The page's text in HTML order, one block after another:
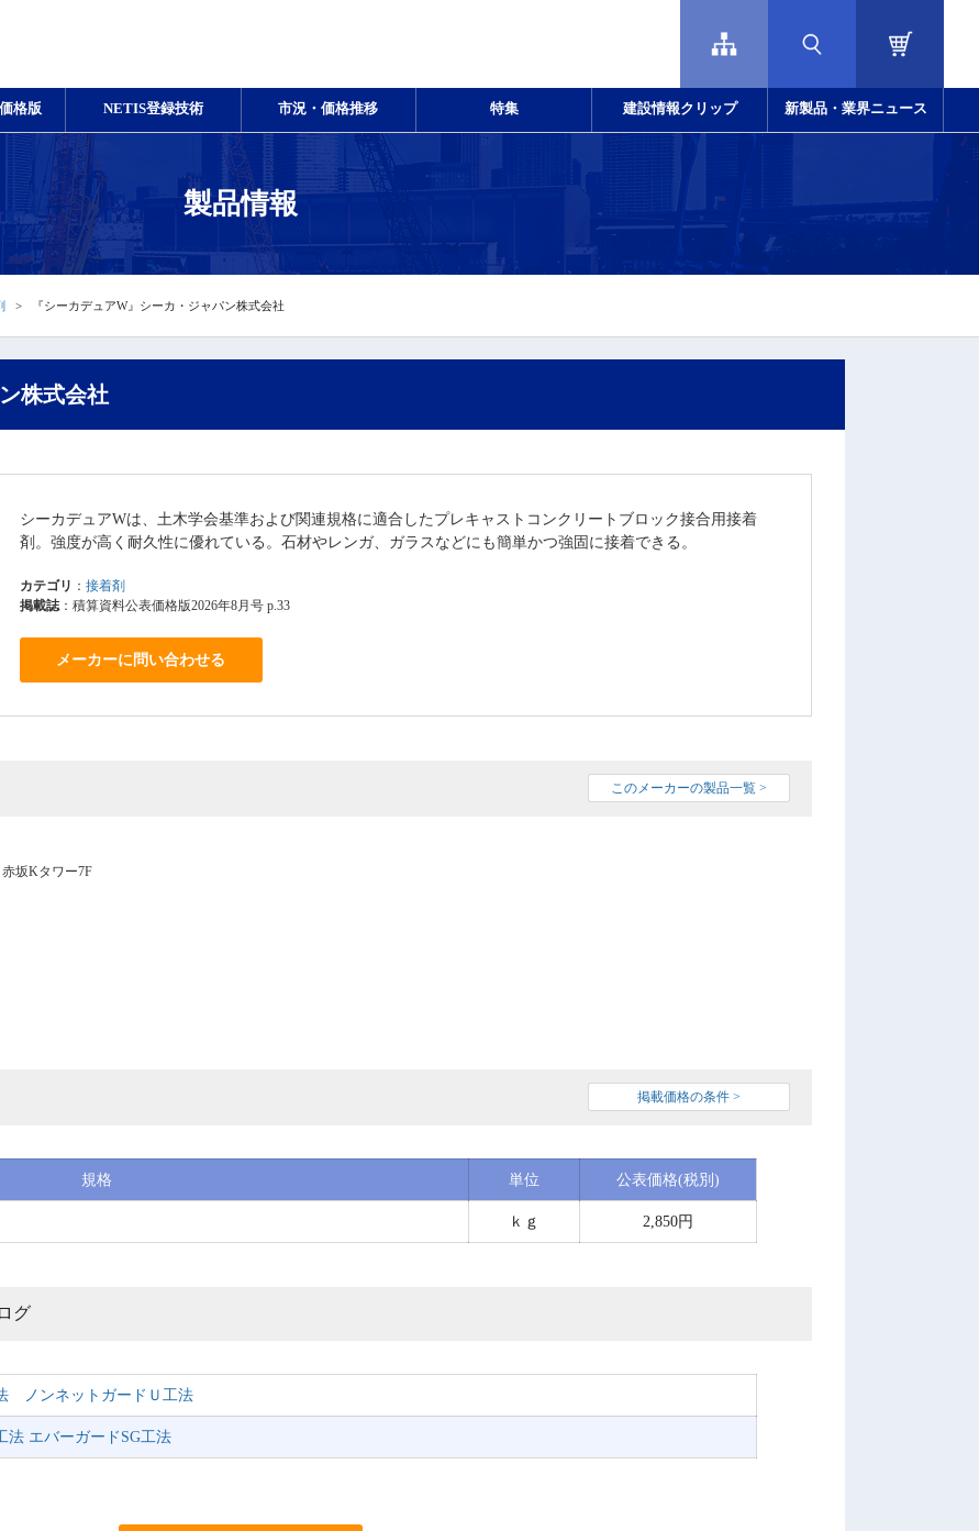
格版 NETIS登録技術 市況・価格推移 特集 建設情報クリップ 新製品・業界ニュース
製品情報
『シーカデュアW』シーカ・ジャパン株式会社
株式会社
シーカデュアWは、土木学会基準および関連規格に適合したプレキャストコンクリートブロック接合用接着
剤。強度が高く耐久性に優れている。石材やレンガ、ガラスなどにも簡単かつ強固に接着できる。
カテゴリ ： 接着剤
掲載誌：積算資料公表価格版2026年8月号 p.33
メーカーに問い合わせる
このメーカーの製品一覧 >
赤坂Kタワー7F
掲載価格の条件 >
規格 単位 公表価格(税別)
ｋｇ 2,850円
グ
ノンネットガードＵ工法
法 エバーガードSG工法